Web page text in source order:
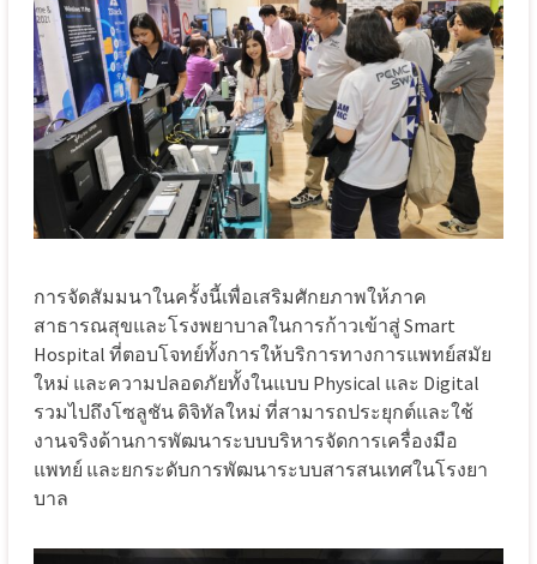
การจัดสัมมนาในครั้งนี้เพื่อเสริมศักยภาพให้ภาค
สาธารณสุขและโรงพยาบาลในการก้าวเข้าสู่ Smart
Hospital ที่ตอบโจทย์ทั้งการให้บริการทางการแพทย์สมัย
ใหม่ และความปลอดภัยทั้งในแบบ Physical และ Digital
รวมไปถึงโซลูชัน ดิจิทัลใหม่ ที่สามารถประยุกต์และใช้
งานจริงด้านการพัฒนาระบบบริหารจัดการเครื่องมือ
แพทย์ และยกระดับการพัฒนาระบบสารสนเทศในโรงยา
บาล